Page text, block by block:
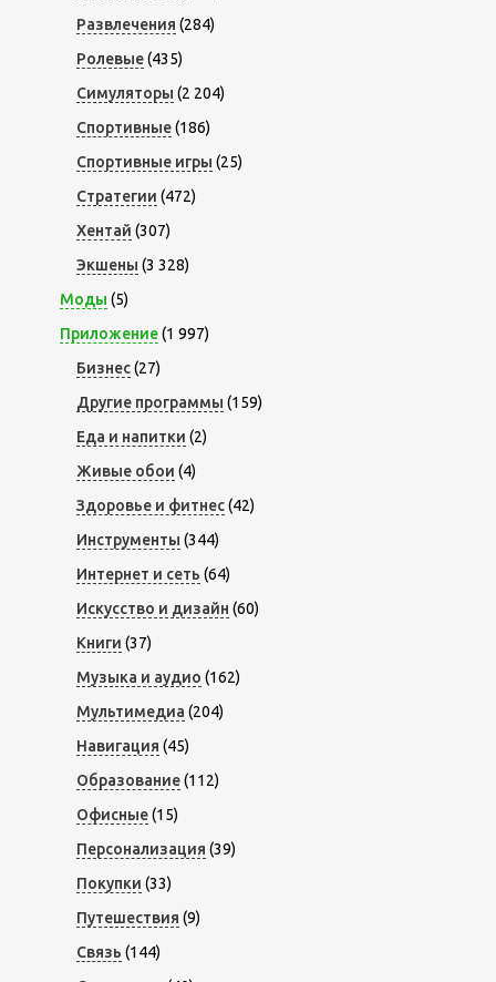
Развлечения (284)
Ролевые(435)
Симуляторы (2 204)
Спортивные(186)
Спортивные игры (25)
Стратегии (472)
Хентай (307)
Экшены (3 328)
Моды (5)
Приложение(1 997)
Бизнес(27)
Другие программы (159)
Еда и напитки (2)
Живые обои (4)
Здоровье и фитнес(42)
Инструменты (344)
Интернет и сеть (64)
Искусство и дизайн (60)
Книги (37)
Музыка и аудио (162)
Мультимедиа (204)
Навигация (45)
Образование(112)
Офисные(15)
Персонализация (39)
Покупки (33)
Путешествия (9)
Связь (144)